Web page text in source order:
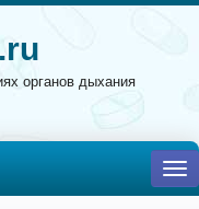
.ru
органов дыхания